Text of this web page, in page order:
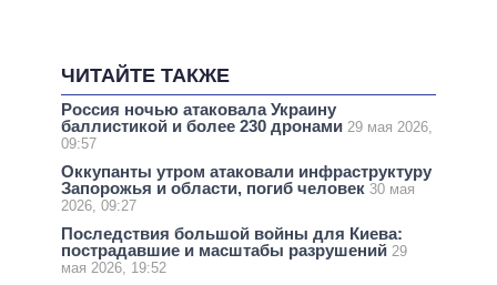
ЧИТАЙТЕ ТАКЖЕ
Россия ночью атаковала Украину
баллистикой и более 230 дронами 29 мая 2026,
09:57
Оккупанты утром атаковали инфраструктуру
Запорожья и области, погиб человек 30 мая
2026, 09:27
Последствия большой войны для Киева:
пострадавшие и масштабы разрушений 29
мая 2026, 19:52